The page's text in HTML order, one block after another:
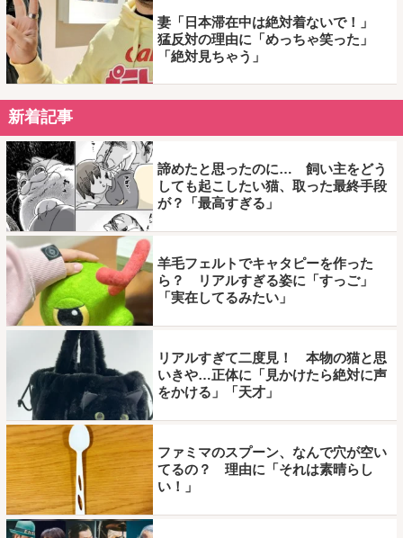
妻「日本滞在中は絶対着ないで！」
猛反対の理由に「めっちゃ笑った」
「絶対見ちゃう」
新着記事
諦めたと思ったのに… 飼い主をどう
しても起こしたい猫、取った最終手段
が？「最高すぎる」
羊毛フェルトでキャタピーを作った
ら？ リアルすぎる姿に「すっご」
「実在してるみたい」
リアルすぎて二度見！ 本物の猫と思
いきや…正体に「見かけたら絶対に声
をかける」「天才」
ファミマのスプーン、なんで穴が空い
てるの？ 理由に「それは素晴らし
い！」